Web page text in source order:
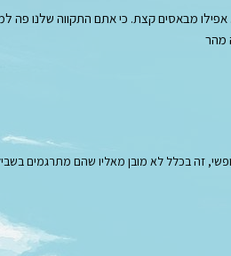
מבאסים קצת. כי אתם התקווה שלנו פה
מהר
זה בכלל לא מובן מאליו שהם מתרגמים